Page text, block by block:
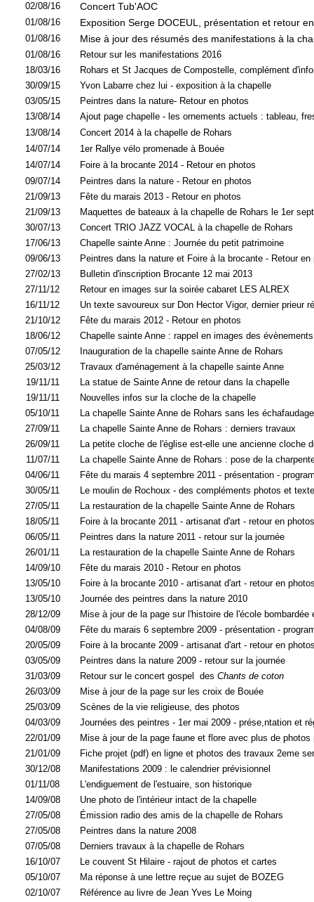
02/08/16 Concert Tub'AOC
01/08/16 Exposition Serge DOCEUL, présentation et retour
01/08/16 Mise à jour des résumés des manifestations à la
01/08/16
Retour sur les manifestations 2016
18/03/16
Rohars et St Jacques de Compostelle, complément
30/09/15
Yvon Labarre chez lui - exposition à la chapelle
03/05/15
Peintres dans la nature- Retour en photos
13/08/14
Ajout page chapelle - les ornements actuels : tableau,
13/08/14
Concert 2014 à la chapelle de Rohars
14/07/14
1er Rallye vélo promenade à Bouée
14/07/14
Foire à la brocante 2014 - Retour en photos
09/07/14
Peintres dans la nature - Retour en photos
21/09/13
Fête du marais 2013 - Retour en photos
21/09/13
Maquettes de bateaux à la chapelle de Rohars le 1er
30/07/13
Concert TRIO JAZZ VOCAL à la chapelle de Rohars
17/06/13
Chapelle sainte Anne : Journée du petit patrimoine
09/06/13
Peintres dans la nature et Foire à la brocante - Retour en
27/02/13
Bulletin d'inscription Brocante 12 mai 2013
27/11/12
Retour en images sur la soirée cabaret LES ALREX
16/11/12
Un texte savoureux sur Don Hector Vigor, dernier prieur
21/10/12
Fête du marais 2012 - Retour en photos
18/06/12
Chapelle sainte Anne : rappel en images des
07/05/12
Inauguration de la chapelle sainte Anne de Rohars
25/03/12
Travaux d'aménagement à la chapelle sainte Anne
19/11/11
La statue de Sainte Anne de retour dans la chapelle
19/11/11
Nouvelles infos sur la cloche de la chapelle
05/10/11
La chapelle Sainte Anne de Rohars sans les
27/09/11
La chapelle Sainte Anne de Rohars : derniers travaux
26/09/11
La petite cloche de l'église est-elle une ancienne cloche
11/07/11
La chapelle Sainte Anne de Rohars : pose de la
04/06/11
Fête du marais 4 septembre 2011 - présentation -
30/05/11
Le moulin de Rochoux - des compléments photos et texte
27/05/11
La restauration de la chapelle Sainte Anne de Rohars
18/05/11
Foire à la brocante 2011 - artisanat d'art - retour en photos
06/05/11
Peintres dans la nature 2011 - retour sur la journée
26/01/11
La restauration de la chapelle Sainte Anne de Rohars
14/09/10
Fête du marais 2010 - Retour en photos
13/05/10
Foire à la brocante 2010 - artisanat d'art - retour en
13/05/10
Journée des peintres dans la nature 2010
28/12/09
Mise à jour de la page sur l'histoire de l'école bombardée
04/08/09
Fête du marais 6 septembre 2009 - présentation -
20/05/09
Foire à la brocante 2009 - artisanat d'art - retour en
03/05/09
Peintres dans la nature 2009 - retour sur la journée
31/03/09
Retour sur le concert gospel des Chants de coton
26/03/09
Mise à jour de la page sur les croix de Bouée
25/03/09
Scènes de la vie religieuse, des photos
04/03/09
Journées des peintres - 1er mai 2009 - prése,ntation et
22/01/09
Mise à jour de la page faune et flore avec plus de photos
21/01/09
Fiche projet (pdf) en ligne et photos des travaux 2eme
30/12/08
Manifestations 2009 : le calendrier prévisionnel
01/11/08
L'endiguement de l'estuaire, son historique
14/09/08
Une photo de l'intérieur intact de la chapelle
27/05/08
Émission radio des amis de la chapelle de Rohars
27/05/08
Peintres dans la nature 2008
07/05/08
Derniers travaux à la chapelle de Rohars
16/10/07
Le couvent St Hilaire - rajout de photos et cartes
05/10/07
Ma réponse à une lettre reçue au sujet de BOZEG
02/10/07
Référence au livre de Jean Yves Le Moing